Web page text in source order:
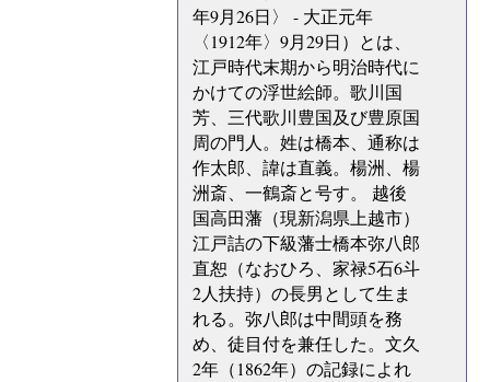
年9月26日〉 - 大正元年
〈1912年〉9月29日）とは、
江戸時代末期から明治時代に
かけての浮世絵師。歌川国
芳、三代歌川豊国及び豊原国
周の門人。姓は橋本、通称は
作太郎、諱は直義。楊洲、楊
洲斎、一鶴斎と号す。 越後
国高田藩（現新潟県上越市）
江戸詰の下級藩士橋本弥八郎
直恕（なおひろ、家禄5石6斗
2人扶持）の長男として生ま
れる。弥八郎は中間頭を務
め、徒目付を兼任した。文久
2年（1862年）の記録によれ